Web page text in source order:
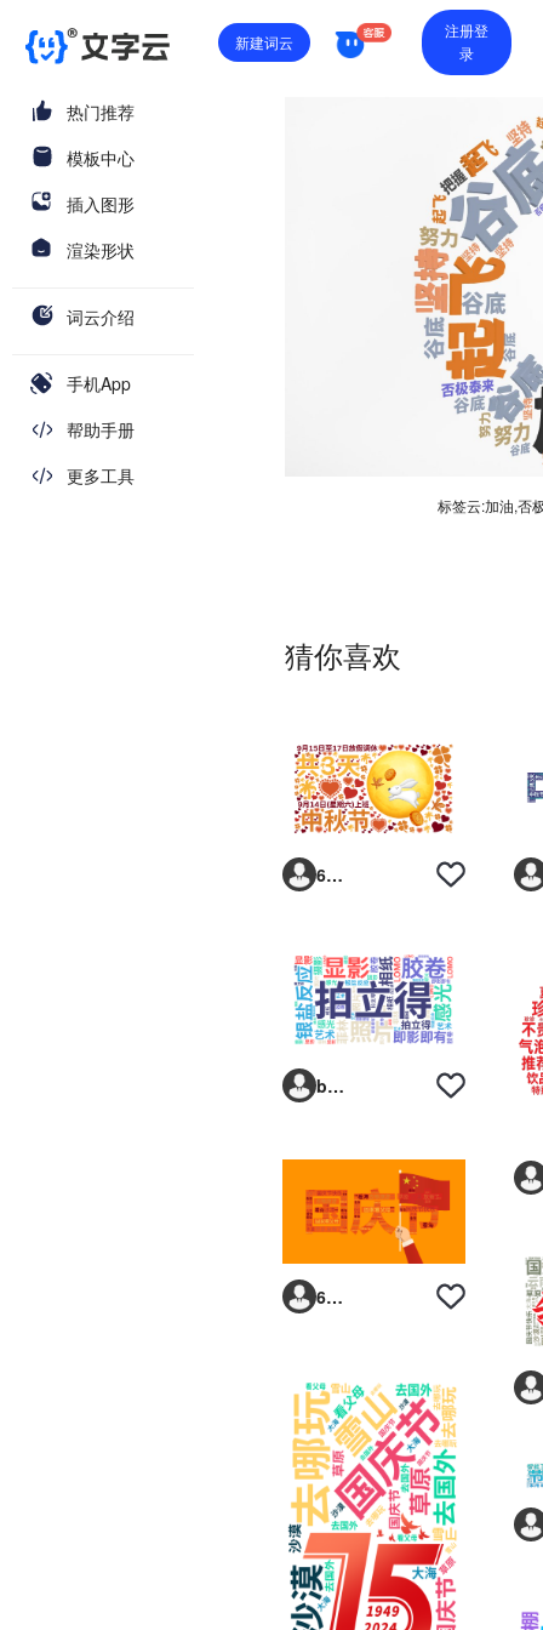
新建词云
注册登
录
热门推荐
模板中心
插入图形
渲染形状
词云介绍
手机App
帮助手册
更多工具
标签云:加油,否
猜你喜欢
6293vp
bji3jy
6293vp